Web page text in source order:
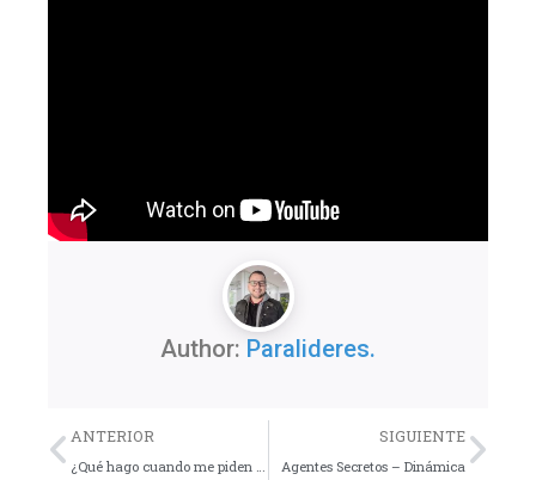
Author: Paralideres.
Previo
ANTERIOR
¿Qué hago cuando me piden consejo?
SIGUIENTE
Agentes Secretos – Dinámica